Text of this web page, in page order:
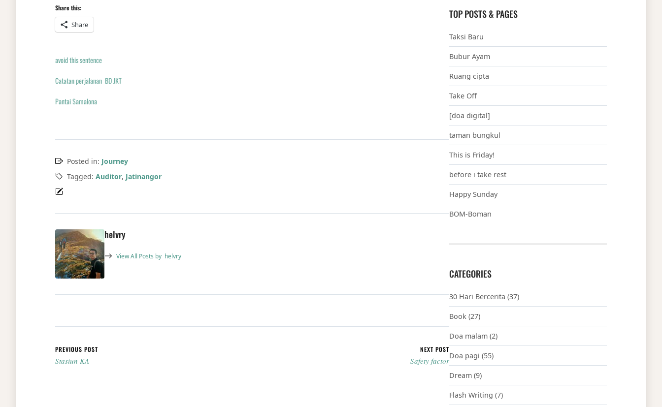
Share this:
Share
avoid this sentence
Catatan perjalanan BD JKT
Pantai Samalona
Posted in: Journey
Tagged: Auditor, Jatinangor
helvry
View All Posts by helvry
Post navigation
PREVIOUS POST
Stasiun KA
NEXT POST
Safety factor
TOP POSTS & PAGES
Taksi Baru
Bubur Ayam
Ruang cipta
Take Off
[doa digital]
taman bungkul
This is Friday!
before i take rest
Happy Sunday
BOM-Boman
CATEGORIES
30 Hari Bercerita (37)
Book (27)
Doa malam (2)
Doa pagi (55)
Dream (9)
Flash Writing (7)